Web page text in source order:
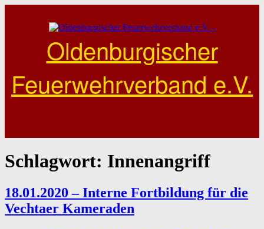
Oldenburgischer
Feuerwehrverband e.V.
Schlagwort: Innenangriff
18.01.2020 – Interne Fortbildung für die
Vechtaer Kameraden